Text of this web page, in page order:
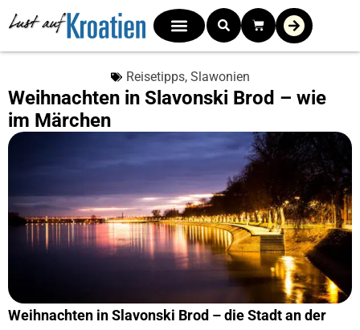
Reisetipps, Slawonien
Weihnachten in Slavonski Brod – wie
im Märchen
Weihnachten in Slavonski Brod – die Stadt an der